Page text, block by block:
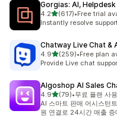
Gorgias: AI, Helpdesk
4.2별 5개 중
(617)
총 리뷰 617개
•Free trial
Instantly resolve
Chatway Live Chat &
4.9별 5개 중
(259)
총 리뷰 259개
•Free plan
Provide Live chat
Algoshop AI Sales
4.9별 5개 중
(79)
총 리뷰 79개
•무료 플랜 사
AI 스마트 판매 어시스턴
원 연결로 24시간 매출 증